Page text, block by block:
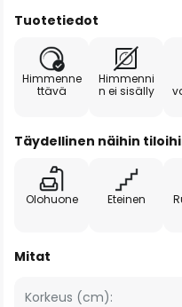
Tuotetiedot
Himmenne
ttävä
Himmenni
n ei sisälly
Täydellinen näihin
Olohuone Eteinen
Mitat
Korkeus (cm):